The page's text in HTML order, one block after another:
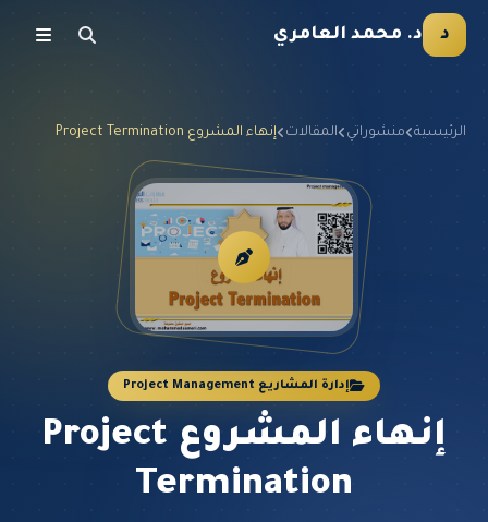
د د. محمد العامري
الرئيسية منشوراتي المقالات إنهاء المشروع Project Termination
إدارة المشاريع Project Management
إنهاء المشروع Project
Termination